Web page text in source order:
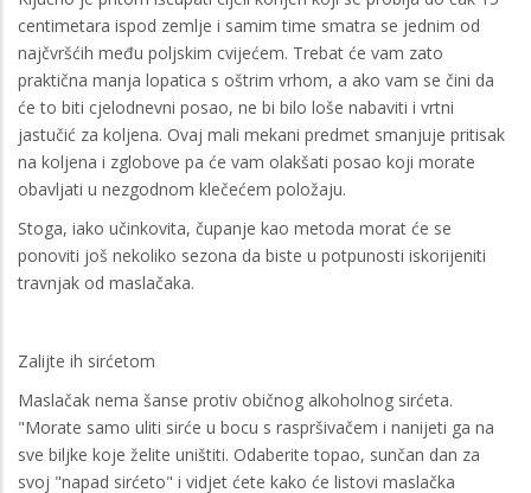
centimetara ispod zemlje i samim time smatra se jednim od
najčvršćih među poljskim cvijećem. Trebat će vam zato
praktična manja lopatica s oštrim vrhom, a ako vam se čini da
će to biti cjelodnevni posao, ne bi bilo loše nabaviti i vrtni
jastučić za koljena. Ovaj mali mekani predmet smanjuje pritisak
na koljena i zglobove pa će vam olakšati posao koji morate
obavljati u nezgodnom klečećem položaju.
Stoga, iako učinkovita, čupanje kao metoda morat će se
ponoviti još nekoliko sezona da biste u potpunosti iskorijeniti
travnjak od maslačaka.
Zalijte ih sirćetom
Maslačak nema šanse protiv običnog alkoholnog sirćeta.
"Morate samo uliti sirće u bocu s raspršivačem i nanijeti ga na
sve biljke koje želite uništiti. Odaberite topao, sunčan dan za
svoj "napad sirćeto" i vidjet ćete kako će listovi maslačka